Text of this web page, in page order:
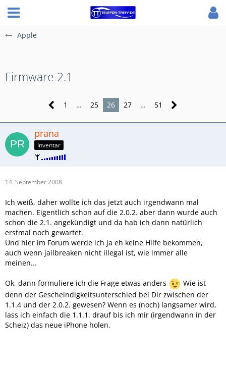
Apple
Firmware 2.1
1 … 25 26 27 … 51
prana
Inventar
14. September 2008
Ich weiß, daher wollte ich das jetzt auch irgendwann mal
machen. Eigentlich schon auf die 2.0.2. aber dann wurde auch
schon die 2.1. angekündigt und da hab ich dann natürlich
erstmal noch gewartet.
Und hier im Forum werde ich ja eh keine Hilfe bekommen,
auch wenn jailbreaken nicht illegal ist, wie immer alle
meinen...
Ok, dann formuliere ich die Frage etwas anders
Wie ist
denn der Gescheindigkeitsunterschied bei Dir zwischen der
1.1.4 und der 2.0.2. gewesen? Wenn es (noch) langsamer wird,
lass ich einfach die 1.1.1. drauf bis ich mir (irgendwann in der
Scheiz) das neue iPhone holen.